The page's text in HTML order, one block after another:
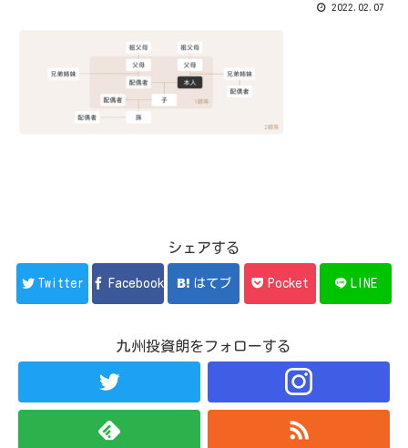
2022.02.07
シェアする
Twitter Facebook はてブ Pocket LINE
九州投資朗をフォローする